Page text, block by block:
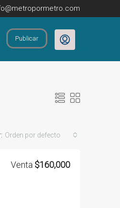
Publicar
Orden por defecto
Venta $160,000